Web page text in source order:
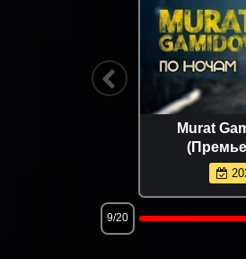
Фати Царикаева - Доброе
(Премьера клипа 2026)
12/20